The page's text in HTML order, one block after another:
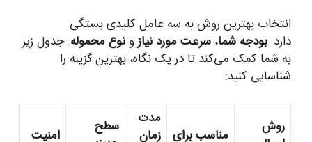
انتخاب بهترین روش به سه عامل کلیدی بستگی
دارد: بودجه شما، سرعت مورد نیازونوع محموله. جدول زیر
به شما کمک می‌کند تا در یک نگاه، بهترین گزینه را
شناسایی کنید:
روش
مناسب برای
مدت
زمان
سطح
امنیت